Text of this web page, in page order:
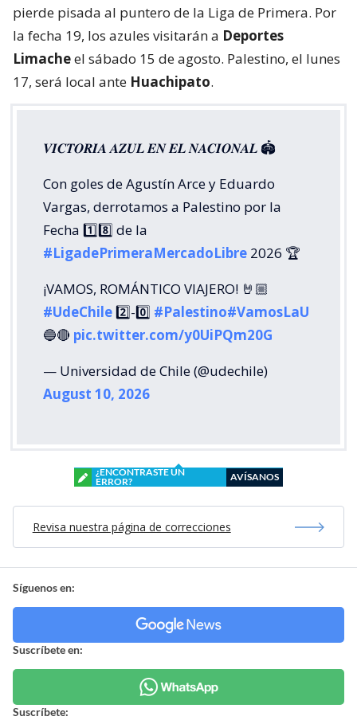
pierde pisada al puntero de la Liga de Primera. Por
la fecha 19, los azules visitarán a Deportes
Limacheel sábado 15 de agosto. Palestino, el lunes
17, será local ante Huachipato.
𝑽𝑰𝑪𝑻𝑶𝑹𝑰𝑨 𝑨𝒁𝑼𝑳 𝑬𝑵 𝑬𝑳 𝑵𝑨𝑪𝑰𝑶𝑵𝑨𝑳 🏟️
Con goles de Agustín Arce y Eduardo
Vargas, derrotamos a Palestino por la
Fecha 1️⃣8️⃣ de la
#LigadePrimeraMercadoLibre 2026 🏆
¡VAMOS, ROMÁNTICO VIAJERO! 🤘🏼
#UdeChile2️⃣-0️⃣ #Palestino#VamosLaU
🔵🔴 pic.twitter.com/y0UiPQm20G
— Universidad de Chile (@udechile)
August 10, 2026
¿ENCONTRASTE UN
ERROR?
AVÍSANOS
Revisa nuestra página de correcciones
Síguenos en:
Suscríbete en:
Suscríbete: